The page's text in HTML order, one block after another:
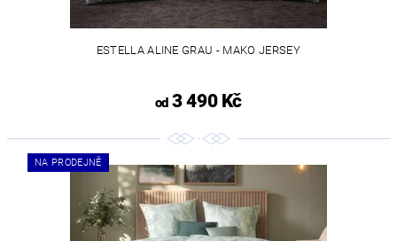
ESTELLA ALINE GRAU - MAKO JERSEY
od3 490 Kč
NA PRODEJNĚ